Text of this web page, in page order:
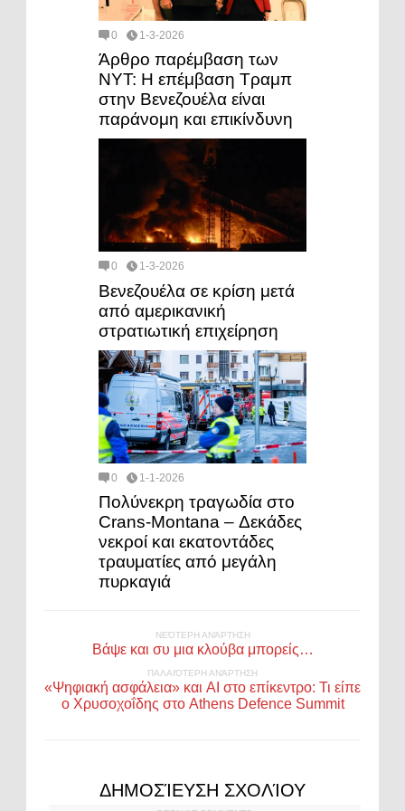
0 1-3-2026
Άρθρο παρέμβαση των
NYT: Η επέμβαση Τραμπ
στην Βενεζουέλα είναι
παράνομη και επικίνδυνη
0 1-3-2026
Βενεζουέλα σε κρίση μετά
από αμερικανική
στρατιωτική επιχείρηση
0 1-1-2026
Πολύνεκρη τραγωδία στο
Crans-Montana – Δεκάδες
νεκροί και εκατοντάδες
τραυματίες από μεγάλη
πυρκαγιά
ΝΕΌΤΕΡΗ ΑΝΆΡΤΗΣΗ
Βάψε και συ μια κλούβα μπορείς…
ΠΑΛΑΙΌΤΕΡΗ ΑΝΆΡΤΗΣΗ
«Ψηφιακή ασφάλεια» και AI στο επίκεντρο: Τι είπε
ο Χρυσοχοΐδης στο Athens Defence Summit
ΔΗΜΟΣΊΕΥΣΗ ΣΧΟΛΊΟΥ